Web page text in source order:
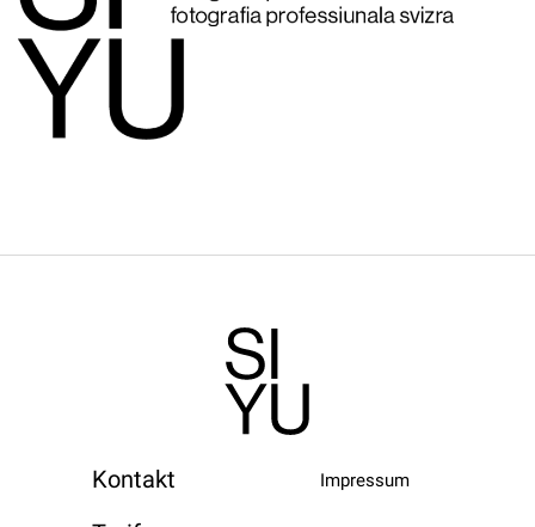
Kontakt
Impressum